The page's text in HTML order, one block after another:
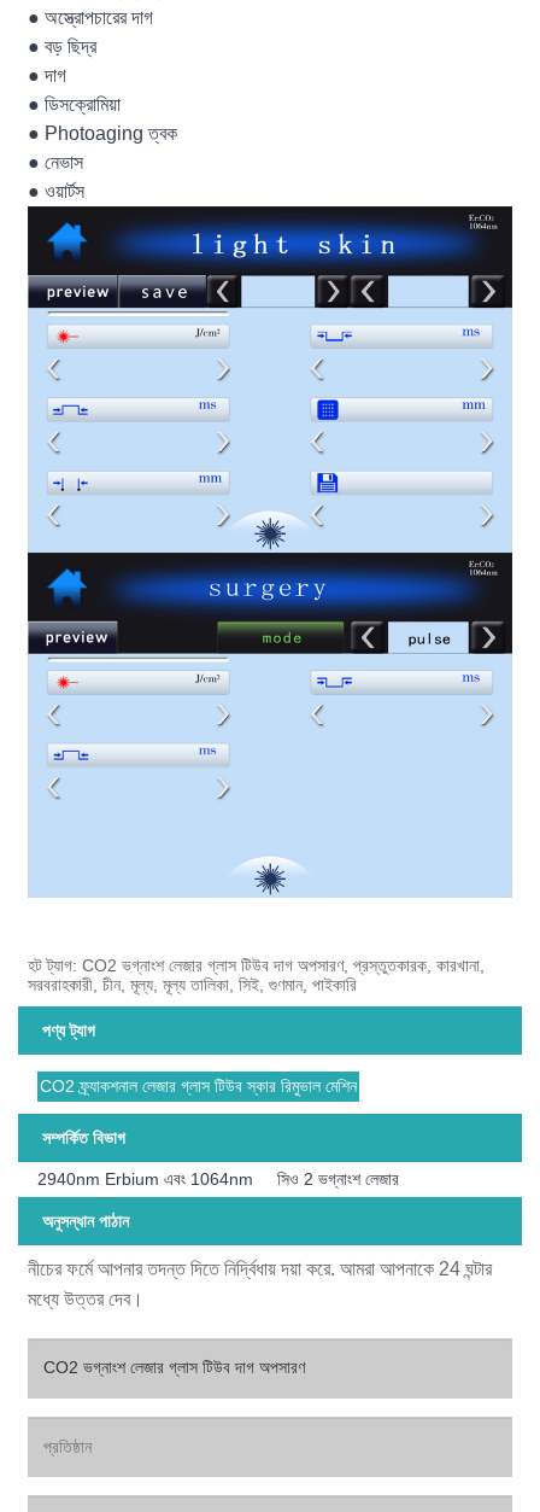
● অস্ত্রোপচারের দাগ
● বড় ছিদ্র
● দাগ
● ডিসক্রোমিয়া
● Photoaging ত্বক
● নেভাস
● ওয়ার্টস
হট ট্যাগ: CO2 ভগ্নাংশ লেজার গ্লাস টিউব দাগ অপসারণ, প্রস্তুতকারক, কারখানা,
সরবরাহকারী, চীন, মূল্য, মূল্য তালিকা, সিই, গুণমান, পাইকারি
পণ্য ট্যাগ
CO2 ফ্র্যাকশনাল লেজার গ্লাস টিউব স্কার রিমুভাল মেশিন
সম্পর্কিত বিভাগ
2940nm Erbium এবং 1064nm সিও 2 ভগ্নাংশ লেজার
অনুসন্ধান পাঠান
নীচের ফর্মে আপনার তদন্ত দিতে নির্দ্বিধায় দয়া করে. আমরা আপনাকে 24 ঘন্টার
মধ্যে উত্তর দেব।